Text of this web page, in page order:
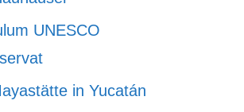
UNESCO
in Yucatán